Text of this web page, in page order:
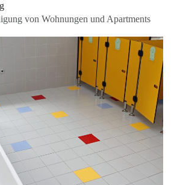
von Wohnungen und Apartments